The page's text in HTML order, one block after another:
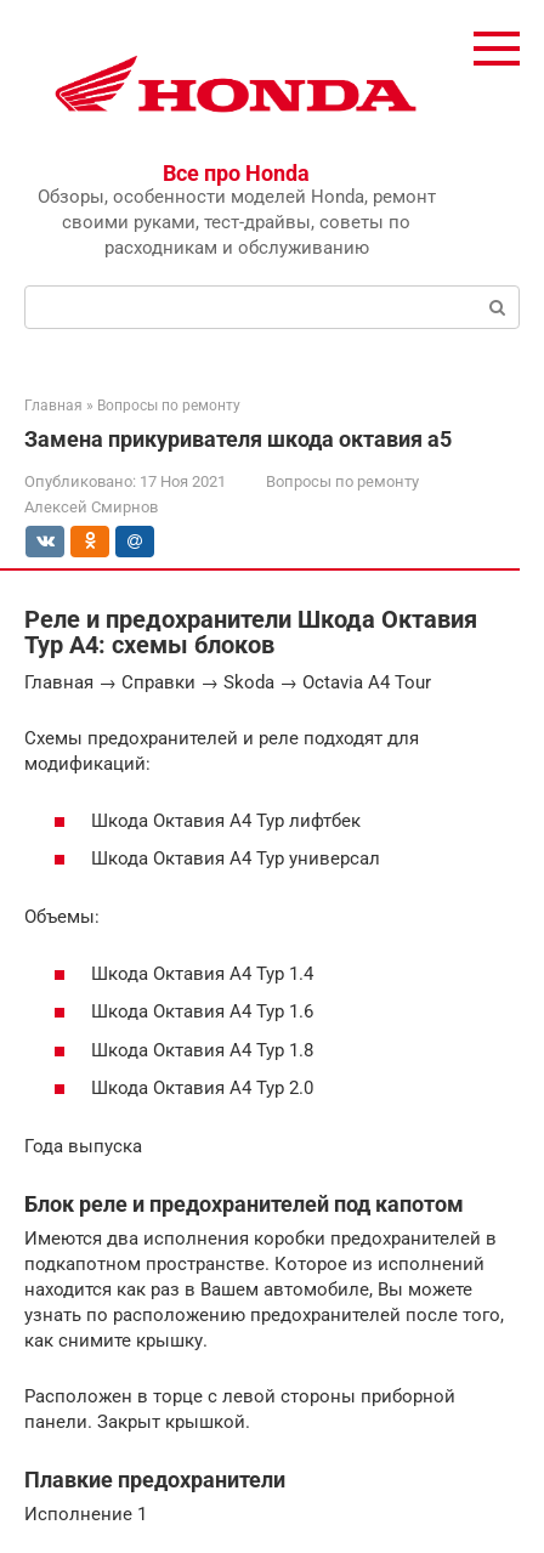
Все про Honda
Обзоры, особенности моделей Honda, ремонт
своими руками, тест-драйвы, советы по
расходникам и обслуживанию
Главная » Вопросы по ремонту
Замена прикуривателя шкода октавия а5
Опубликовано: 17 Ноя 2021
Вопросы по ремонту
Алексей Смирнов
Реле и предохранители Шкода Октавия
Тур А4: схемы блоков
Главная → Справки → Skoda → Octavia A4 Tour
Схемы предохранителей и реле подходят для
модификаций:
Шкода Октавия А4 Тур лифтбек
Шкода Октавия А4 Тур универсал
Объемы:
Шкода Октавия А4 Тур 1.4
Шкода Октавия А4 Тур 1.6
Шкода Октавия А4 Тур 1.8
Шкода Октавия А4 Тур 2.0
Года выпуска
Блок реле и предохранителей под капотом
Имеются два исполнения коробки предохранителей в
подкапотном пространстве. Которое из исполнений
находится как раз в Вашем автомобиле, Вы можете
узнать по расположению предохранителей после того,
как снимите крышку.
Расположен в торце с левой стороны приборной
панели. Закрыт крышкой.
Плавкие предохранители
Исполнение 1